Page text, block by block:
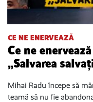
CE NE ENERVEAZĂ
Ce ne
„Salvarea
Mihai Radu începe să
teamă să nu fie